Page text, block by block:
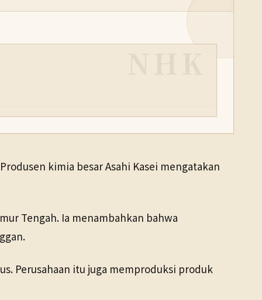
kimia besar Asahi Kasei mengatakan
Tengah. Ia menambahkan bahwa
Perusahaan itu juga memproduksi produk